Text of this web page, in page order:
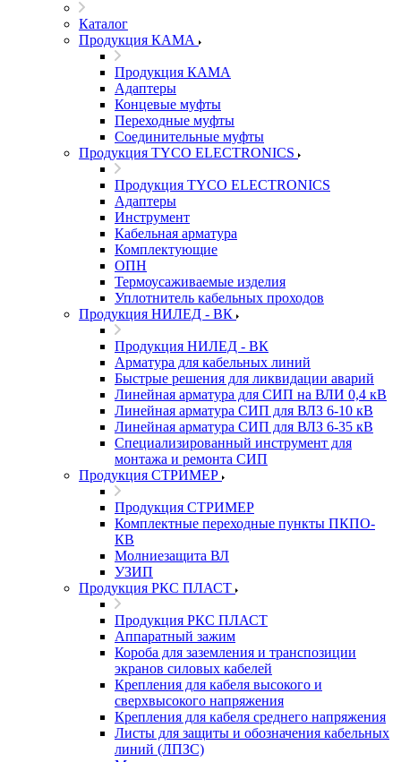
Каталог
Продукция КАМА
Продукция КАМА
Адаптеры
Концевые муфты
Переходные муфты
Соединительные муфты
Продукция TYCO ELECTRONICS
Продукция TYCO ELECTRONICS
Адаптеры
Инструмент
Кабельная арматура
Комплектующие
ОПН
Термоусаживаемые изделия
Уплотнитель кабельных проходов
Продукция НИЛЕД - ВК
Продукция НИЛЕД - ВК
Арматура для кабельных линий
Быстрые решения для ликвидации аварий
Линейная арматура для СИП на ВЛИ 0,4 кВ
Линейная арматура СИП для ВЛЗ 6-10 кВ
Линейная арматура СИП для ВЛЗ 6-35 кВ
Специализированный инструмент для
монтажа и ремонта СИП
Продукция СТРИМЕР
Продукция СТРИМЕР
Комплектные переходные пункты ПКПО-
КВ
Молниезащита ВЛ
УЗИП
Продукция РКС ПЛАСТ
Продукция РКС ПЛАСТ
Аппаратный зажим
Короба для заземления и транспозиции
экранов силовых кабелей
Крепления для кабеля высокого и
сверхвысокого напряжения
Крепления для кабеля среднего напряжения
Листы для защиты и обозначения кабельных
линий (ЛПЗС)